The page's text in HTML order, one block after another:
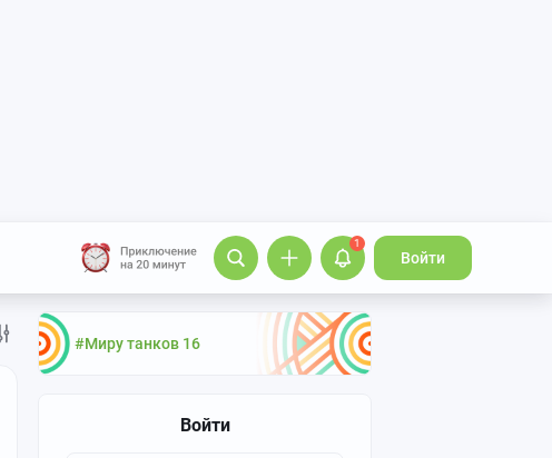
1
Войти
#Миру танков 16
Войти